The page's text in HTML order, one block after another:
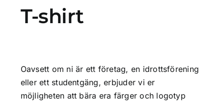
T-shirt
Oavsett om ni är ett företag, en idrottsförening
eller ett studentgäng, erbjuder vi er
möjligheten att bära era färger och logotyp